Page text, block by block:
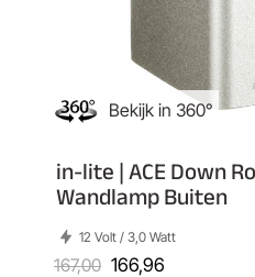
Bekijk in 360°
in-lite | ACE Down
Wandlamp Buiten
12 Volt / 3,0 Watt
167,00 166,96